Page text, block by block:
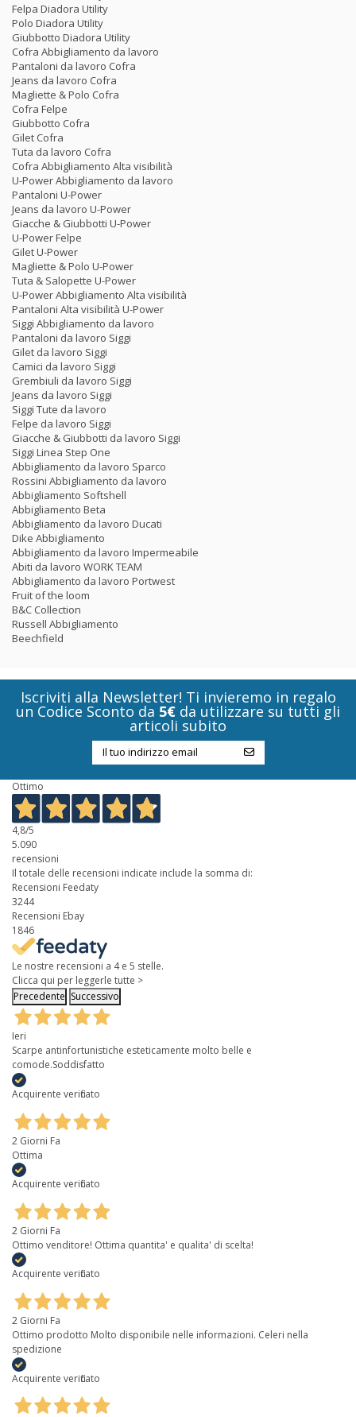
Felpa Diadora Utility
Polo Diadora Utility
Giubbotto Diadora Utility
Cofra Abbigliamento da lavoro
Pantaloni da lavoro Cofra
Jeans da lavoro Cofra
Magliette & Polo Cofra
Cofra Felpe
Giubbotto Cofra
Gilet Cofra
Tuta da lavoro Cofra
Cofra Abbigliamento Alta visibilità
U-Power Abbigliamento da lavoro
Pantaloni U-Power
Jeans da lavoro U-Power
Giacche & Giubbotti U-Power
U-Power Felpe
Gilet U-Power
Magliette & Polo U-Power
Tuta & Salopette U-Power
U-Power Abbigliamento Alta visibilità
Pantaloni Alta visibilità U-Power
Siggi Abbigliamento da lavoro
Pantaloni da lavoro Siggi
Gilet da lavoro Siggi
Camici da lavoro Siggi
Grembiuli da lavoro Siggi
Jeans da lavoro Siggi
Siggi Tute da lavoro
Felpe da lavoro Siggi
Giacche & Giubbotti da lavoro Siggi
Siggi Linea Step One
Abbigliamento da lavoro Sparco
Rossini Abbigliamento da lavoro
Abbigliamento Softshell
Abbigliamento Beta
Abbigliamento da lavoro Ducati
Dike Abbigliamento
Abbigliamento da lavoro Impermeabile
Abiti da lavoro WORK TEAM
Abbigliamento da lavoro Portwest
Fruit of the loom
B&C Collection
Russell Abbigliamento
Beechfield
Iscriviti alla Newsletter! Ti invieremo in regalo
un Codice Sconto da 5€ da utilizzare su tutti gli
articoli subito
Ottimo
4,8/5
5.090
recensioni
Il totale delle recensioni indicate include la somma di:
Recensioni Feedaty
3244
Recensioni Ebay
1846
Le nostre recensioni a 4 e 5 stelle.
Clicca qui per leggerle tutte >
Precedente Successivo
Ieri
Scarpe antinfortunistiche esteticamente molto belle e
comode.Soddisfatto
Acquirente verificato
2 Giorni Fa
Ottima
Acquirente verificato
2 Giorni Fa
Ottimo venditore! Ottima quantita' e qualita' di scelta!
Acquirente verificato
2 Giorni Fa
Ottimo prodotto Molto disponibile nelle informazioni. Celeri nella
spedizione
Acquirente verificato